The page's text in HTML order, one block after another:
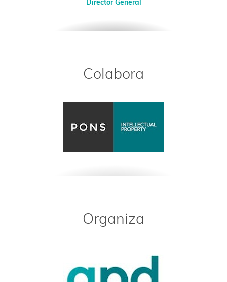
Director General
Colabora
Organiza